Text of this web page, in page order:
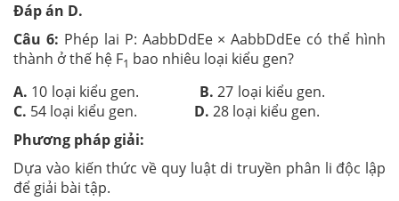
Đáp án D.
Câu 6: Phép lai P: AabbDdEe × AabbDdEe có thể hình
thành ở thế hệ F1 bao nhiêu loại kiểu gen?
A. 10 loại kiểu gen. B.27 loại kiểu gen.
C. 54 loại kiểu gen. D. 28 loại kiểu gen.
Phương pháp giải:
Dựa vào kiến thức về quy luật di truyền phân li độc lập
để giải bài tập.